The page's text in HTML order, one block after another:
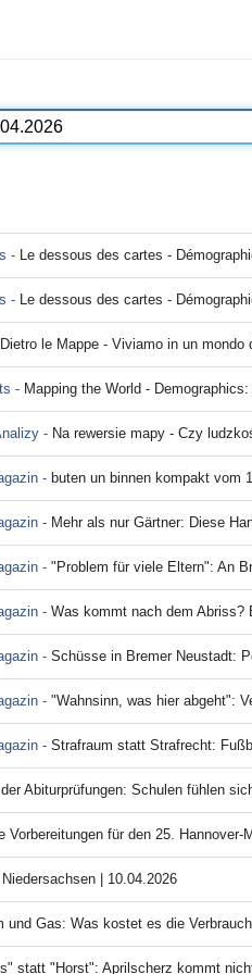
- Le dessous des cartes -
- Le dessous des cartes -
Dietro le Mappe - Viviamo in un
- Mapping the World - Demographics: An
- Na rewersie mapy - Czy ludzkość
- buten un binnen kompakt vom
- Mehr als nur Gärtner: Diese
- "Problem für viele Eltern": An
- Was kommt nach dem Abriss?
- Schüsse in Bremer Neustadt:
- "Wahnsinn, was hier abgeht":
- Strafraum statt Strafrecht:
Abiturprüfungen: Schulen fühlen
Vorbereitungen für den 25. Hannover-
| 10.04.2026
und Gas: Was kostet es die
statt "Horst": Aprilscherz kommt